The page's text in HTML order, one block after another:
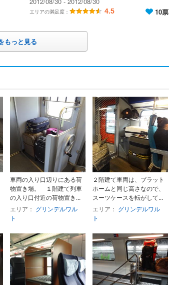
エリアの満足度： 4.5 10票
もっと見る
車両の入り口辺りにある荷
物置き場。 １階建て列車
の入り口付近の荷物置き...
エリア： グリンデルワル
ト
２階建て車両は、プラット
ホームと同じ高さなので、
スーツケースを転がして...
エリア： グリンデルワル
ト